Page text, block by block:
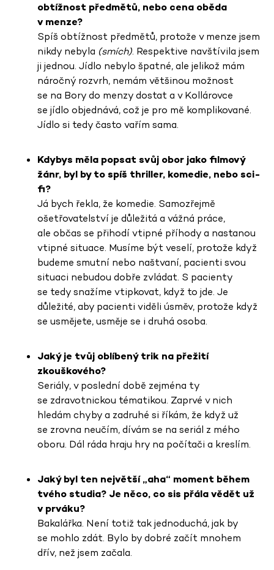
obtížnost předmětů, nebo cena oběda
v menze?
Spíš obtížnost předmětů, protože v menze jsem
nikdy nebyla (smích). Respektive navštívila jsem
ji jednou. Jídlo nebylo špatné, ale jelikož mám
náročný rozvrh, nemám většinou možnost
se na Bory do menzy dostat a v Kollárovce
se jídlo objednává, což je pro mě komplikované.
Jídlo si tedy často vařím sama.
Kdybys měla popsat svůj obor jako filmový
žánr, byl by to spíš thriller, komedie, nebo sci-
fi?
Já bych řekla, že komedie. Samozřejmě
ošetřovatelství je důležitá a vážná práce,
ale občas se přihodí vtipné příhody a nastanou
vtipné situace. Musíme být veselí, protože když
budeme smutní nebo naštvaní, pacienti svou
situaci nebudou dobře zvládat. S pacienty
se tedy snažíme vtipkovat, když to jde. Je
důležité, aby pacienti viděli úsměv, protože když
se usmějete, usměje se i druhá osoba.
Jaký je tvůj oblíbený trik na přežití
zkouškového?
Seriály, v poslední době zejména ty
se zdravotnickou tématikou. Zaprvé v nich
hledám chyby a zadruhé si říkám, že když už
se zrovna neučím, dívám se na seriál z mého
oboru. Dál ráda hraju hry na počítači a kreslím.
Jaký byl ten největší „aha“ moment během
tvého studia? Je něco, co sis přála vědět už
v prváku?
Bakalářka. Není totiž tak jednoduchá, jak by
se mohlo zdát. Bylo by dobré začít mnohem
dřív, než jsem začala.